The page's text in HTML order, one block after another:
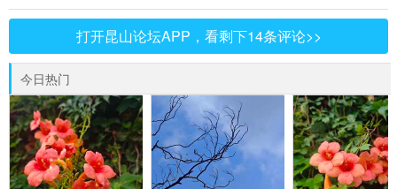
打开昆山论坛APP，看剩下14条评论>>
今日热门